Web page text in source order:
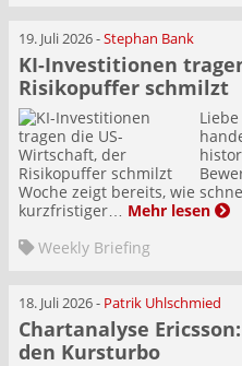
19. Juli 2026-Stephan Bank
KI-Investitionen
Risikopuffer schmilzt
Woche zeigt bereits, wie
kurzfristiger… Mehr lesen
Weekly Briefing
18. Juli 2026- Patrik Uhlschmied
Chartanalyse
den Kursturbo